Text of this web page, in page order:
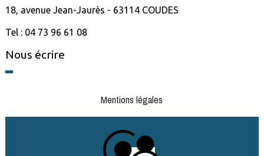
18, avenue Jean-Jaurès - 63114 COUDES
Tel : 04 73 96 61 08
Nous écrire
Mentions légales